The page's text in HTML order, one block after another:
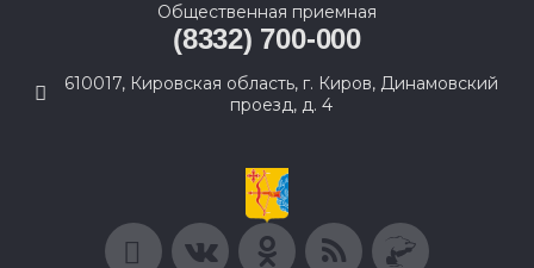
Общественная приемная
(8332) 700-000
610017, Кировская область, г. Киров, Динамовский
проезд, д. 4